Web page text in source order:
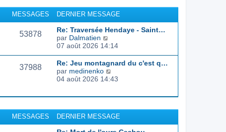
s
a
g
e
r
e
s
e
l
e
d
e
n
i
e
r
m
a
g
e
l
t
e
r
l
e
d
e
r
n
e
m
e
s
MESSAGES DERNIER MESSAGE
53878
Re: Traversée Hendaye - Saint…
par Dalmatien
o
s
u
l
l
e
d
07 août 2026 14:14
37988
Re: Jeu montagnard du c'est q…
par medinenko
o
l
t
e
04 août 2026 14:43
MESSAGES DERNIER MESSAGE